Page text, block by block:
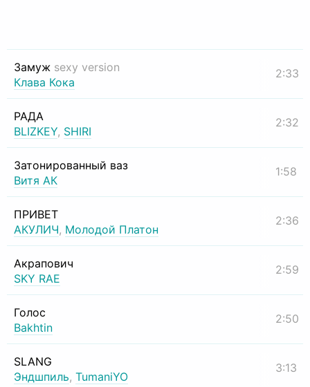
Замуж sexy version
Клава Кока
2:33
РАДА
BLIZKEY, SHIRI
2:32
Затонированный ваз
Витя АК
1:58
ПРИВЕТ
АКУЛИЧ, Молодой Платон
2:36
Акрапович
SKY RAE
2:59
Голос
Bakhtin
2:50
SLANG
Эндшпиль, TumaniYO
3:13